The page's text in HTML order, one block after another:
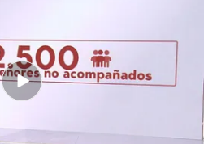
Cuatro
quiere una proposición
2.500 menores